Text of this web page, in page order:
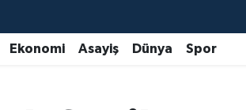
Ekonomi Asayiş Dünya Spor